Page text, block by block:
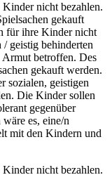
nicht bezahlen.
gekauft
für ihre Kinder nicht
geistig behinderten
betroffen. Des
gekauft werden.
sozialen, geistigen
Die Kinder sollen
gegenüber
es, eine/n
mit den Kindern und
nicht bezahlen.